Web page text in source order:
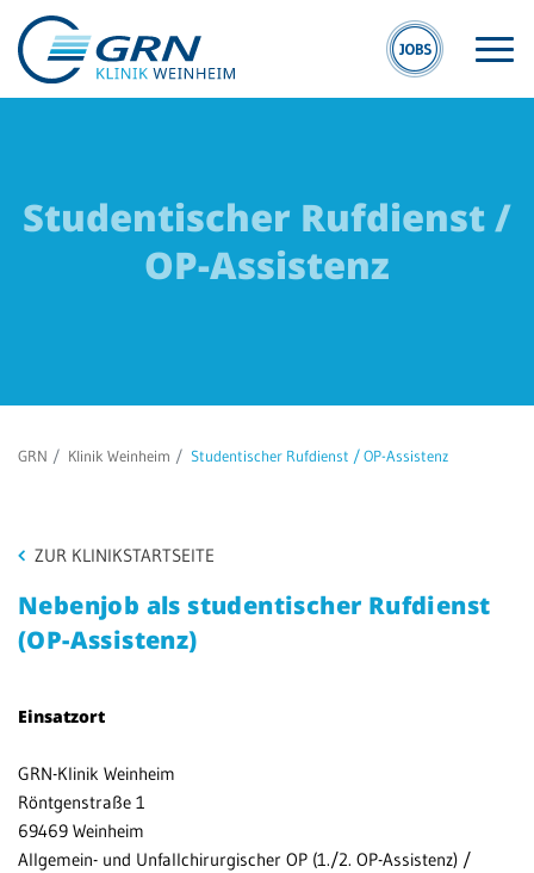
Medizinische
STANDORTE
Eberbach
Schwetzingen
Studentischer Rufdienst /
OP-Assistenz
GRN Klinik Weinheim Studentischer Rufdienst / OP-Assistenz
ZUR KLINIKSTARTSEITE
Nebenjob als studentischer Rufdienst
(OP-Assistenz)
Einsatzort
GRN-Klinik Weinheim
Röntgenstraße 1
69469 Weinheim
Allgemein- und Unfallchirurgischer OP (1./2. OP-Assistenz) /